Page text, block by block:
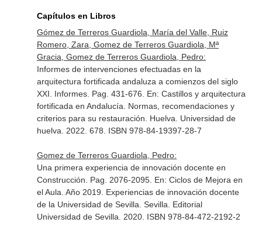
Capítulos en Libros
Gómez de Terreros Guardiola, María del Valle, Ruiz
Romero, Zara, Gomez de Terreros Guardiola, Mª
Gracia, Gomez de Terreros Guardiola, Pedro:
Informes de intervenciones efectuadas en la
arquitectura fortificada andaluza a comienzos del siglo
XXI. Informes. Pag. 431-676. En: Castillos y arquitectura
fortificada en Andalucía. Normas, recomendaciones y
criterios para su restauración . Huelva. Universidad de
huelva. 2022. 678. ISBN 978-84-19397-28-7
Gomez de Terreros Guardiola, Pedro:
Una primera experiencia de innovación docente en
Construcción. Pag. 2076-2095. En: Ciclos de Mejora en
el Aula. Año 2019. Experiencias de innovación docente
de la Universidad de Sevilla . Sevilla. Editorial
Universidad de Sevilla. 2020. ISBN 978-84-472-2192-2